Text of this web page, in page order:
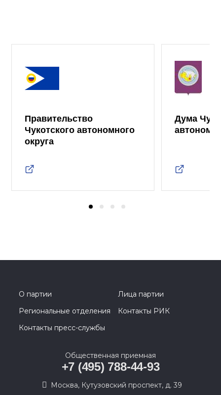
Правительство
Чукотского автономного
округа
Дума
О партии
Лица партии
Региональные отделения
Контакты РИК
Контакты пресс-службы
Общественная приемная
+7 (495) 788-44-93
Москва, Кутузовский проспект, д. 39